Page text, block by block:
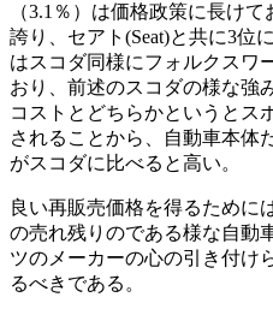
（3.1％）は価格政策に長け
誇り、セアト(Seat)と共に3位
はスコダ同様にフォルクスワ
おり、前述のスコダの様な強
コストとどちらかというとス
されることから、自動車本体
がスコダに比べると高い。
良い再販売価格を得るために
の売れ残りのである様な自動
ツのメーカーの心の引き付け
るべきである。